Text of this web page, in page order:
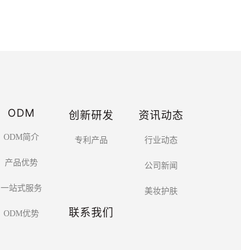
ODM
ODM简介
产品优势
一站式服务
ODM优势
创新研发
专利产品
资讯动态
行业动态
公司新闻
美妆护肤
联系我们